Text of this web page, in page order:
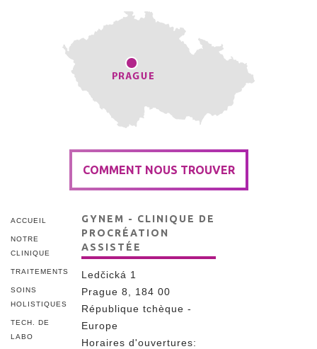
COMMENT NOUS TROUVER
ACCUEIL
NOTRE
CLINIQUE
TRAITEMENTS
SOINS
HOLISTIQUES
TECH. DE
LABO
GYNEM - CLINIQUE DE
PROCRÉATION
ASSISTÉE
Ledčická 1
Prague 8, 184 00
République tchèque -
Europe
Horaires d'ouvertures: